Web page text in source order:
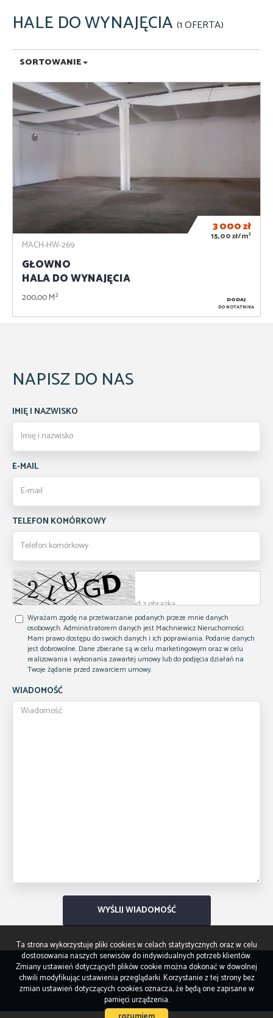
HALE DO WYNAJĘCIA 1 OFERTA
SORTOWANIE
MACH-HW-269
GŁOWNO
HALA DO WYNAJĘCIA
200,00 M²
3 000zł
15,00 zł/m2
DODAJ
DO NOTATNIKA
NAPISZ DO NAS
IMIĘ I NAZWISKO
E-MAIL
TELEFON KOMÓRKOWY
Wyrażam zgodę na przetwarzanie podanych przeze mnie danych
osobowych. Administratorem danych jest Machniewicz Nieruchomości.
Mam prawo dostępu do swoich danych i ich poprawiania. Podanie danych
jest dobrowolne. Dane zbierane są w celu marketingowym oraz w celu
realizowania i wykonania zawartej umowy lub do podjęcia działań na
Twoje żądanie przed zawarciem umowy.
WIADOMOŚĆ
Ta strona wykorzystuje pliki cookies w celach statystycznych oraz w celu
dostosowania naszych serwisów do indywidualnych potrzeb klientów.
Zmiany ustawień dotyczących plików cookie można dokonać w dowolnej
chwili modyfikując ustawienia przeglądarki. Korzystanie z tej strony bez
zmian ustawień dotyczących cookies oznacza, że będą one zapisane w
pamięci urządzenia.